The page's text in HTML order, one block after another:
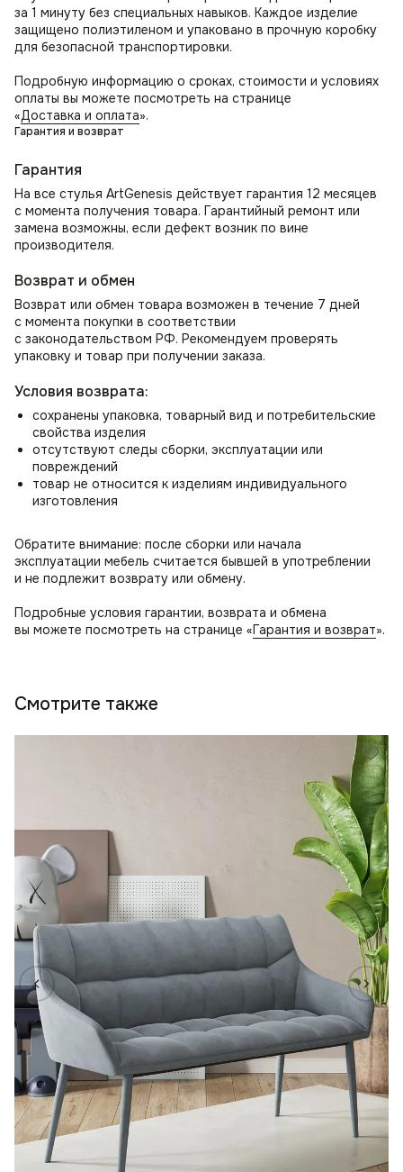
за 1 минуту без специальных навыков. Каждое изделие
защищено полиэтиленом и упаковано в прочную коробку
для безопасной транспортировки.
Подробную информацию о сроках, стоимости и условиях
оплаты вы можете посмотреть на странице
«Доставка и оплата».
Гарантия и возврат
Гарантия
На все стулья ArtGenesis действует гарантия 12 месяцев
с момента получения товара. Гарантийный ремонт или
замена возможны, если дефект возник по вине
производителя.
Возврат и обмен
Возврат или обмен товара возможен в течение 7 дней
с момента покупки в соответствии
с законодательством РФ. Рекомендуем проверять
упаковку и товар при получении заказа.
Условия возврата:
сохранены упаковка, товарный вид и потребительские
свойства изделия
отсутствуют следы сборки, эксплуатации или
повреждений
товар не относится к изделиям индивидуального
изготовления
Обратите внимание: после сборки или начала
эксплуатации мебель считается бывшей в употреблении
и не подлежит возврату или обмену.
Подробные условия гарантии, возврата и обмена
вы можете посмотреть на странице «Гарантия и возврат».
Смотрите также